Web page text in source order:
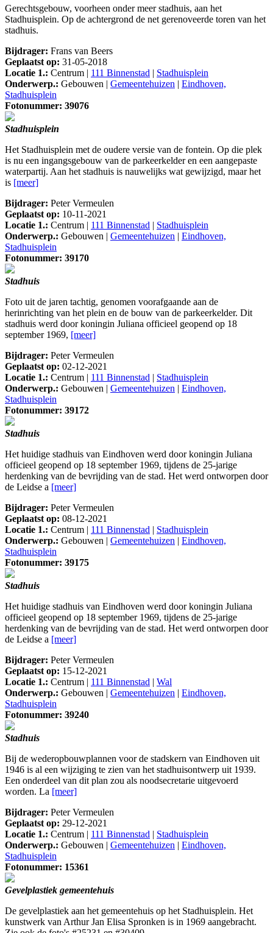
Gerechtsgebouw, voorheen onder meer stadhuis, aan het
Stadhuisplein. Op de achtergrond de net gerenoveerde toren van het
stadhuis.
Bijdrager: Frans van Beers
Geplaatst op: 31-05-2018
Locatie 1.: Centrum | 111 Binnenstad | Stadhuisplein
Onderwerp.: Gebouwen | Gemeentehuizen | Eindhoven,
Stadhuisplein
Fotonummer: 39076
Stadhuisplein
Het Stadhuisplein met de oudere versie van de fontein. Op die plek
is nu een ingangsgebouw van de parkeerkelder en een aangepaste
waterpartij. Aan het stadhuis is nauwelijks wat gewijzigd, maar het
is [meer]
Bijdrager: Peter Vermeulen
Geplaatst op: 10-11-2021
Locatie 1.: Centrum | 111 Binnenstad | Stadhuisplein
Onderwerp.: Gebouwen | Gemeentehuizen | Eindhoven,
Stadhuisplein
Fotonummer: 39170
Stadhuis
Foto uit de jaren tachtig, genomen voorafgaande aan de
herinrichting van het plein en de bouw van de parkeerkelder. Dit
stadhuis werd door koningin Juliana officieel geopend op 18
september 1969, [meer]
Bijdrager: Peter Vermeulen
Geplaatst op: 02-12-2021
Locatie 1.: Centrum | 111 Binnenstad | Stadhuisplein
Onderwerp.: Gebouwen | Gemeentehuizen | Eindhoven,
Stadhuisplein
Fotonummer: 39172
Stadhuis
Het huidige stadhuis van Eindhoven werd door koningin Juliana
officieel geopend op 18 september 1969, tijdens de 25-jarige
herdenking van de bevrijding van de stad. Het werd ontworpen door
de Leidse a [meer]
Bijdrager: Peter Vermeulen
Geplaatst op: 08-12-2021
Locatie 1.: Centrum | 111 Binnenstad | Stadhuisplein
Onderwerp.: Gebouwen | Gemeentehuizen | Eindhoven,
Stadhuisplein
Fotonummer: 39175
Stadhuis
Het huidige stadhuis van Eindhoven werd door koningin Juliana
officieel geopend op 18 september 1969, tijdens de 25-jarige
herdenking van de bevrijding van de stad. Het werd ontworpen door
de Leidse a [meer]
Bijdrager: Peter Vermeulen
Geplaatst op: 15-12-2021
Locatie 1.: Centrum | 111 Binnenstad | Wal
Onderwerp.: Gebouwen | Gemeentehuizen | Eindhoven,
Stadhuisplein
Fotonummer: 39240
Stadhuis
Bij de wederopbouwplannen voor de stadskern van Eindhoven uit
1946 is al een wijziging te zien van het stadhuisontwerp uit 1939.
Een onderdeel van dit plan zou als noodsecretarie uitgevoerd
worden. La [meer]
Bijdrager: Peter Vermeulen
Geplaatst op: 29-12-2021
Locatie 1.: Centrum | 111 Binnenstad | Stadhuisplein
Onderwerp.: Gebouwen | Gemeentehuizen | Eindhoven,
Stadhuisplein
Fotonummer: 15361
Gevelplastiek gemeentehuis
De gevelplastiek aan het gemeentehuis op het Stadhuisplein. Het
kunstwerk van Arthur Jan Elisa Spronken is in 1969 aangebracht.